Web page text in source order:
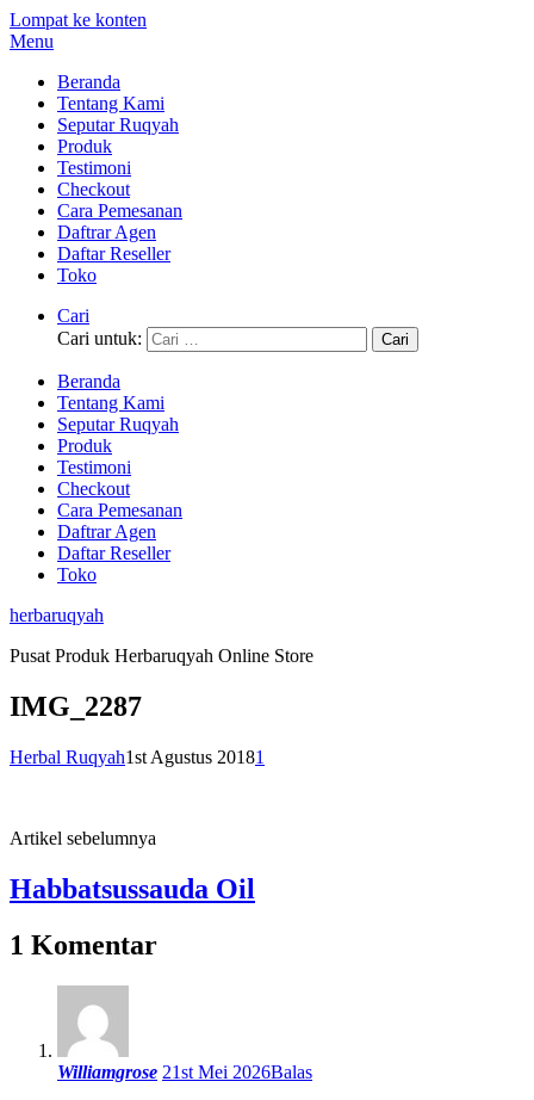
Lompat ke konten
Menu
Beranda
Tentang Kami
Seputar Ruqyah
Produk
Testimoni
Checkout
Cara Pemesanan
Daftrar Agen
Daftar Reseller
Toko
Cari
Cari untuk:
Beranda
Tentang Kami
Seputar Ruqyah
Produk
Testimoni
Checkout
Cara Pemesanan
Daftrar Agen
Daftar Reseller
Toko
herbaruqyah
Pusat Produk Herbaruqyah Online Store
IMG_2287
Herbal Ruqyah1st Agustus 20181
Artikel sebelumnya
Habbatsussauda Oil
1 Komentar
Williamgrose 21st Mei 2026Balas